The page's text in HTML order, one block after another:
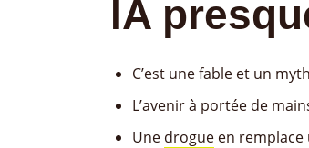
IA
C’est unefable et un
L’avenir à portée de
Une drogue en remplace